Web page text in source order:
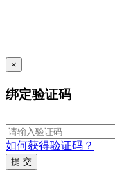
×
绑定验证码
如何获得验证码？
提 交